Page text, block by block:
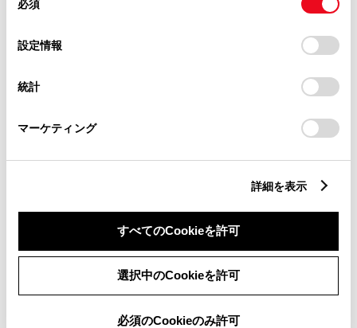
デバイスにすべてのCookie(クッキー)が保存されることに同
意したことになります。Cookie(クッキー)のオプトアウト、
設定の変更、同意を撤回したりするにあたっては、当社の
「Cookie（クッキー）情報の取り扱いについて
」をご覧くだ
必須
設定情報
統計
マーケティング
詳細を表示
すべてのCookieを許可
選択中のCookieを許可
必須のCookieのみ許可